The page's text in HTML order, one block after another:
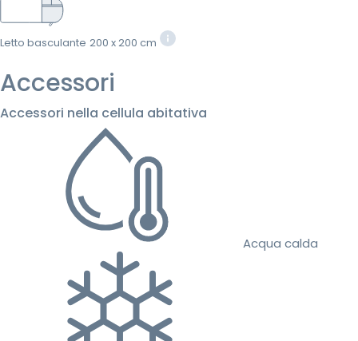
Letto basculante 200 x 200 cm
Accessori
Accessori nella cellula abitativa
Acqua calda